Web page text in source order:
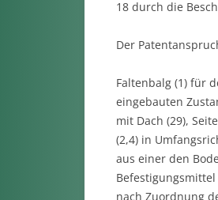
18 durch die
Der
Faltenbalg (1) für
eingebauten
mit Dach (29),
(2,4) in
aus einer den
nach Zuordnung